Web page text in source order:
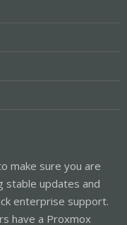
make sure you are
stable updates and
enterprise support.
have a Proxmox